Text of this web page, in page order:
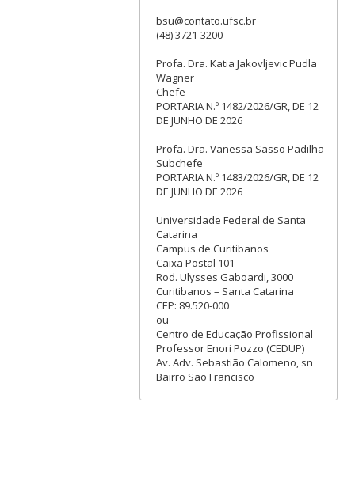
bsu@contato.ufsc.br
(48) 3721-3200
Profa. Dra. Katia Jakovljevic Pudla
Wagner
Chefe
PORTARIA N.º 1482/2026/GR, DE 12
DE JUNHO DE 2026
Profa. Dra. Vanessa Sasso Padilha
Subchefe
PORTARIA N.º 1483/2026/GR, DE 12
DE JUNHO DE 2026
Universidade Federal de Santa
Catarina
Campus de Curitibanos
Caixa Postal 101
Rod. Ulysses Gaboardi, 3000
Curitibanos – Santa Catarina
CEP: 89.520-000
ou
Centro de Educação Profissional
Professor Enori Pozzo (CEDUP)
Av. Adv. Sebastião Calomeno, sn
Bairro São Francisco